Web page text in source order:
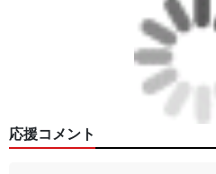
応援コメント